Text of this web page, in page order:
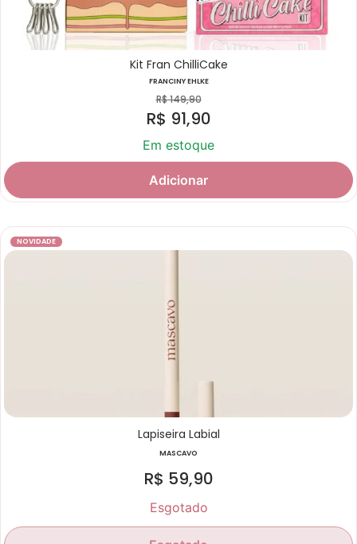
Kit Fran ChilliCake
FRANCINY EHLKE
R$149,90
R$ 91,90
Em estoque
Adicionar
NOVIDADE
Lapiseira Labial
MASCAVO
R$ 59,90
Esgotado